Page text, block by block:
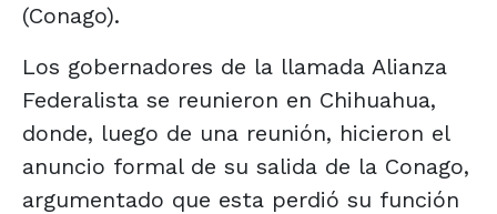
(Conago).
Los gobernadores de la llamada Alianza
Federalista se reunieron en Chihuahua,
donde, luego de una reunión, hicieron el
anuncio formal de su salida de la Conago,
argumentado que esta perdió su función